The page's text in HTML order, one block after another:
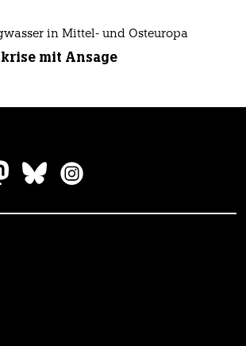
in Mittel- und Osteuropa
mit Ansage